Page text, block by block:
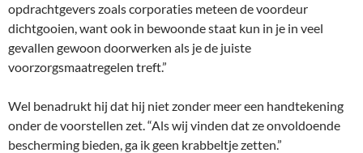
opdrachtgevers zoals corporaties meteen de voordeur
dichtgooien, want ook in bewoonde staat kun in je in veel
gevallen gewoon doorwerken als je de juiste
voorzorgsmaatregelen treft.”
Wel benadrukt hij dat hij niet zonder meer een handtekening
onder de voorstellen zet. “Als wij vinden dat ze onvoldoende
bescherming bieden, ga ik geen krabbeltje zetten.”